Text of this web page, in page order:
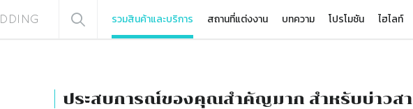
รวมสินค้าและบริการ สถานที่แต่งงาน บทความ โปรโมชัน ไฮไลท์
ประสบการณ์ของคุณสำคัญมาก สำหรับบ่าวส